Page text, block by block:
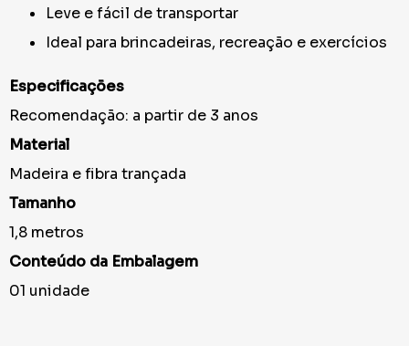
Leve e fácil de transportar
Ideal para brincadeiras, recreação e exercícios
Especificações
Recomendação: a partir de 3 anos
Material
Madeira e fibra trançada
Tamanho
1,8 metros
Conteúdo da Embalagem
01 unidade